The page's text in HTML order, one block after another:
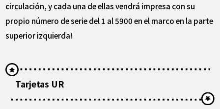
circulación, y cada una de ellas vendrá impresa con su
propio número de serie del 1 al 5900 en el marco en la parte
superior izquierda!
Tarjetas UR